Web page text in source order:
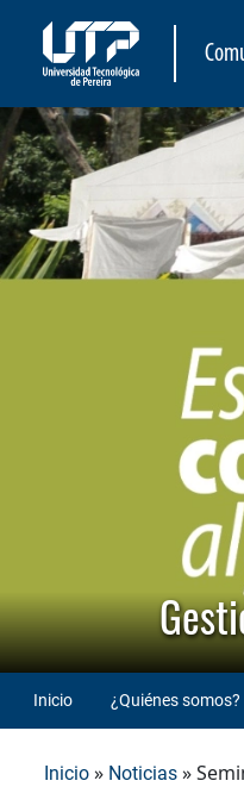
Inicio ¿Quiénes somos?
Inicio » Noticias »